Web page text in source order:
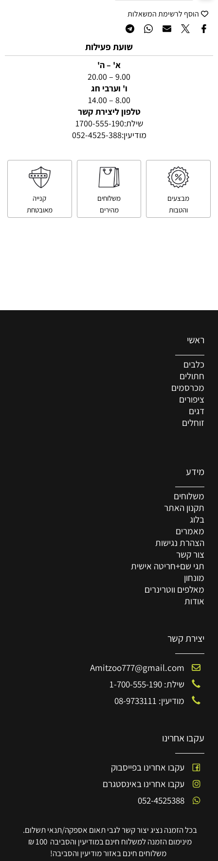
הוסף לרשימת המשאלות
שועת פעילות
א' – ה'
9.00 – 20.00
ו' וערבי חג
8.00 – 14.00
טלפון ליצירת קשר
שילת:1700-555-190
מודיעין:052-4525-388
מבצעים
והטבות
משלוחים
מהירים
קנייה
מאובטחת
ראשי
כלבים
חתולים
מכרסמים
ציפורים
דגים
זוחלים
מידע
משלוחים
תקנון האתר
בלוג
מאמרים
הצהרת נגישות
צור קשר
תגי שם+חריטה אישית
מונחון
מאלפים ווטרינרים
אודות
יצירת קשר
Amitzoo777@gmail.com
שילת: 1-700-555-190
מודיעין: 08-9733111
עקבו אחרינו
עקבו אחרינו בפייסבוק
עקבו אחרינו באינסטגרם
052-4525388
בכל הזמנה נציג יצור קשר לגבי תאום אספקה/תנאי תשלום.
מינימום הזמנה למשלוח חינם במודיעין והסביבה 100 ₪
משלוחים חינם באזור מודיעין והסביבה!